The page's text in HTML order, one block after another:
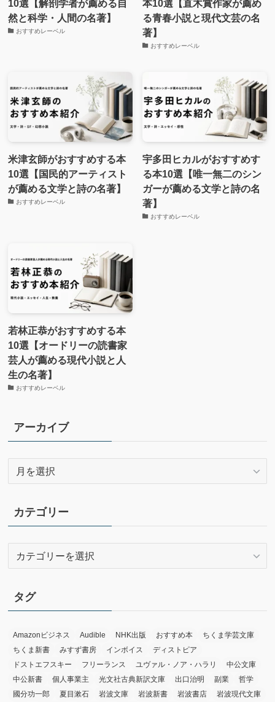
10選【解剖学者が薦める自
然と科学・人間の名著】
おすすめレーベル
本10選【直木賞作家が薦め
る青春小説と現代文芸の名
著】
おすすめレーベル
米津玄師がおすすめする本
10選【国民的アーティスト
が薦める文学と詩の名著】
おすすめレーベル
宇多田ヒカルがおすすめす
る本10選【唯一無二のシン
ガーが薦める文学と詩の名
著】
おすすめレーベル
若林正恭がおすすめする本
10選【オードリーの読書家
芸人が薦める現代小説と人
生の名著】
おすすめレーベル
アーカイブ
イ
ブ
カテゴリー
リ
ー
タグ
Amazonビジネス Audible NHK出版 おすすめ本
ちくま学芸文庫
ちくま新書
みすず書房 インボイス
ディストピア
ドストエフスキー
フリーランス ユヴァル・ノア・ハラリ
中公文庫
中公新書
個人事業主 光文社古典新訳文庫 出口治明 副業
哲学
國分功一郎
夏目漱石 岩波文庫 岩波新書 岩波書店 岩波現代文庫